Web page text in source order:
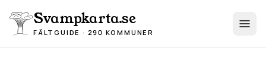
Svampkarta.se
FÄLTGUIDE · 290 KOMMUNER